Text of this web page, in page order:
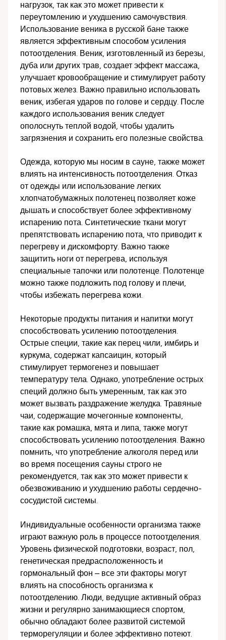
нагрузок, так как это может привести к
переутомлению и ухудшению самочувствия.
Использование веника в русской бане также
является эффективным способом усиления
потоотделения. Веник, изготовленный из березы,
дуба или других трав, создает эффект массажа,
улучшает кровообращение и стимулирует работу
потовых желез. Важно правильно использовать
веник, избегая ударов по голове и сердцу. После
каждого использования веник следует
ополоснуть теплой водой, чтобы удалить
загрязнения и сохранить его полезные свойства.
Одежда, которую мы носим в сауне, также может
влиять на интенсивность потоотделения. Отказ
от одежды или использование легких
хлопчатобумажных полотенец позволяет коже
дышать и способствует более эффективному
испарению пота. Синтетические ткани могут
препятствовать испарению пота, что приводит к
перегреву и дискомфорту. Важно также
защитить ноги от перегрева, используя
специальные тапочки или полотенце. Полотенце
можно также подложить под голову и плечи,
чтобы избежать перегрева кожи.
Некоторые продукты питания и напитки могут
способствовать усилению потоотделения.
Острые специи, такие как перец чили, имбирь и
куркума, содержат капсаицин, который
стимулирует термогенез и повышает
температуру тела. Однако, употребление острых
специй должно быть умеренным, так как это
может вызвать раздражение желудка. Травяные
чаи, содержащие мочегонные компоненты,
такие как ромашка, мята и липа, также могут
способствовать усилению потоотделения. Важно
помнить, что употребление алкоголя перед или
во время посещения сауны строго не
рекомендуется, так как это может привести к
обезвоживанию и ухудшению работы сердечно-
сосудистой системы.
Индивидуальные особенности организма также
играют важную роль в процессе потоотделения.
Уровень физической подготовки, возраст, пол,
генетическая предрасположенность и
гормональный фон – все эти факторы могут
влиять на способность организма к
потоотделению. Люди, ведущие активный образ
жизни и регулярно занимающиеся спортом,
обычно обладают более развитой системой
терморегуляции и более эффективно потеют.